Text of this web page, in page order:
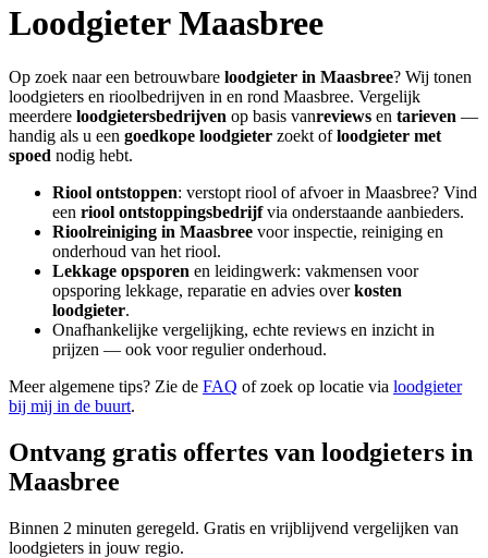
LoodgieterMaasbree
Op zoek naar een betrouwbare loodgieter in Maasbree? Wij tonen
loodgieters en rioolbedrijven in en rond Maasbree. Vergelijk
meerdere loodgietersbedrijven op basis vanreviews en tarieven —
handig als u een goedkope loodgieter zoekt ofloodgieter met
spoed nodig hebt.
Riool ontstoppen: verstopt riool of afvoer in Maasbree? Vind
een riool ontstoppingsbedrijfvia onderstaande aanbieders.
Rioolreiniging in Maasbree voor inspectie, reiniging en
onderhoud van het riool.
Lekkage opsporen en leidingwerk: vakmensen voor
opsporing lekkage, reparatie en advies overkosten
loodgieter.
Onafhankelijke vergelijking, echte reviews en inzicht in
prijzen — ook voor regulier onderhoud.
Meer algemene tips? Zie de FAQ of zoek op locatie via loodgieter
bij mij in de buurt.
Ontvang gratis offertes van loodgieters in
Maasbree
Binnen 2 minuten geregeld. Gratis en vrijblijvend vergelijken van
loodgieters in jouw regio.